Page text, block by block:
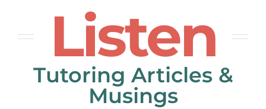
Listen
Tutoring Articles &
Musings